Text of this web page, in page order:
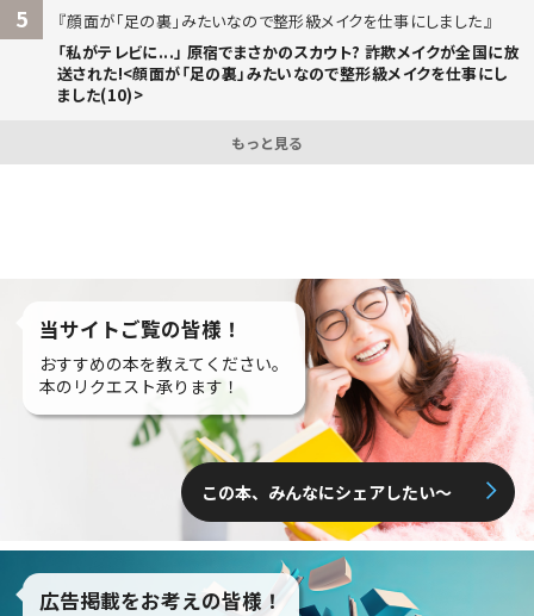
5
顔面が「足の裏」みたいなので整形級メイクを仕事にしました
「私がテレビに...」 原宿でまさかのスカウト? 詐欺メイクが全国に放
送された!<顔面が「足の裏」みたいなので整形級メイクを仕事にし
ました(10)>
もっと見る
当サイトご覧の皆様！
おすすめの本を教えてください。
本のリクエスト承ります！
この本、みんなにシェアしたい〜
広告掲載をお考えの皆様！